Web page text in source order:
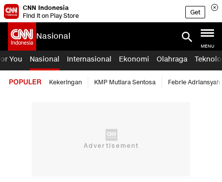
CNN Indonesia
Find it on Play Store
Get
Nasional
MENU
You Nasional Internasional Ekonomi Olahraga
POPULER Kekeringan KMP Mutiara Sentosa Febrie Adriansyah